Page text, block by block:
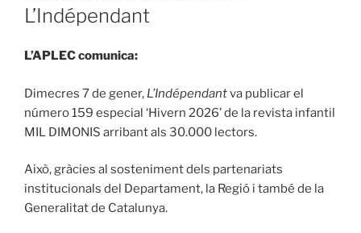
L’Indépendant
L’APLEC comunica:
Dimecres 7 de gener, L’Indépendantva publicar el
número 159 especial ‘Hivern 2026’ de la revista infantil
MIL DIMONIS arribant als 30.000 lectors.
Això, gràcies al sosteniment dels partenariats
institucionals del Departament, la Regió i també de la
Generalitat de Catalunya.